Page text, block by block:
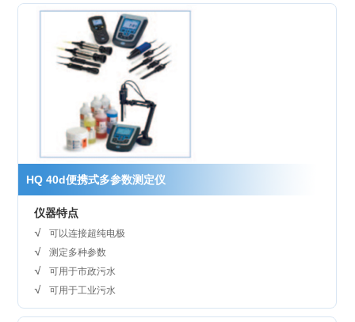
HQ 40d便携式多参数测定仪
仪器特点
可以连接超纯电极
测定多种参数
可用于市政污水
可用于工业污水